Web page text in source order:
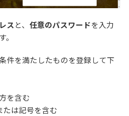
ス と、 任意のパスワードを入力
件を満たしたものを登録して下
を含む
たは記号を含む